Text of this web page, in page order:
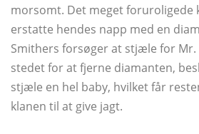
morsomt. Det meget foruroligede
erstatte hendes napp med en
Smithers forsøger at stjæle for
stedet for at fjerne diamanten,
stjæle en hel baby, hvilket får
klanen til at give jagt.